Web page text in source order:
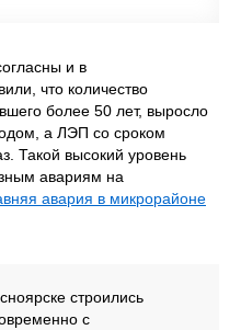
и в
что количество
более 50 лет, выросло
а ЛЭП со сроком
Такой высокий уровень
авариям на
авария в микрорайоне
строились
с